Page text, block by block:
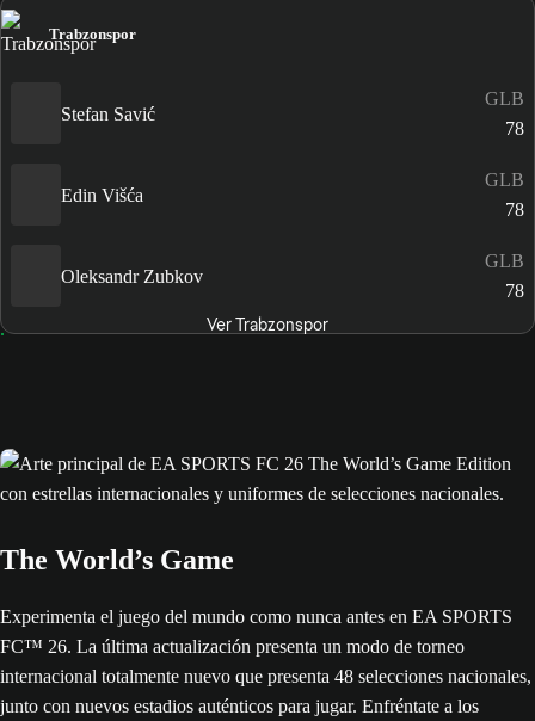
Trabzonspor
Stefan Savić
GLB
78
Edin Višća
GLB
78
Oleksandr Zubkov
GLB
78
Ver Trabzonspor
The World’s Game
Experimenta el juego del mundo como nunca antes en EA SPORTS
FC™ 26. La última actualización presenta un modo de torneo
internacional totalmente nuevo que presenta 48 selecciones nacionales,
junto con nuevos estadios auténticos para jugar. Enfréntate a los